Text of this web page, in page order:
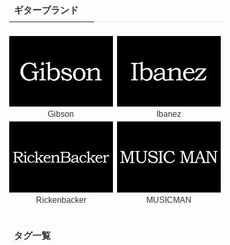
ギターブランド
Gibson Ibanez
Rickenbacker MUSICMAN
タグ一覧